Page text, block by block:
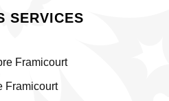
SERVICES
Framicourt
Framicourt